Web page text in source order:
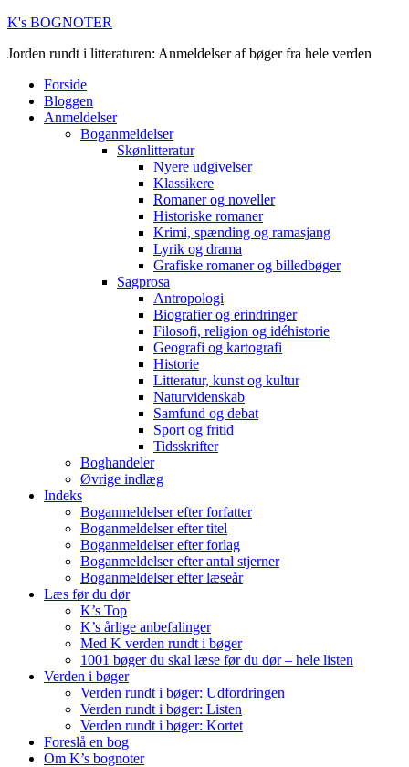
K's BOGNOTER
Jorden rundt i litteraturen: Anmeldelser af bøger fra hele verden
Forside
Bloggen
Anmeldelser
Boganmeldelser
Skønlitteratur
Nyere udgivelser
Klassikere
Romaner og noveller
Historiske romaner
Krimi, spænding og ramasjang
Lyrik og drama
Grafiske romaner og billedbøger
Sagprosa
Antropologi
Biografier og erindringer
Filosofi, religion og idéhistorie
Geografi og kartografi
Historie
Litteratur, kunst og kultur
Naturvidenskab
Samfund og debat
Sport og fritid
Tidsskrifter
Boghandeler
Øvrige indlæg
Indeks
Boganmeldelser efter forfatter
Boganmeldelser efter titel
Boganmeldelser efter forlag
Boganmeldelser efter antal stjerner
Boganmeldelser efter læseår
Læs før du dør
K’s Top
K’s årlige anbefalinger
Med K verden rundt i bøger
1001 bøger du skal læse før du dør – hele listen
Verden i bøger
Verden rundt i bøger: Udfordringen
Verden rundt i bøger: Listen
Verden rundt i bøger: Kortet
Foreslå en bog
Om K’s bognoter